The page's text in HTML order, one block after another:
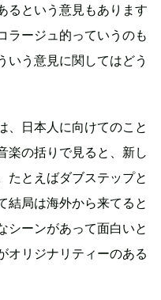
るという意見もあります
ラージュ的っていうのも
いう意見に関してはどう
、日本人に向けてのこと
楽の括りで見ると、新し
たとえばダブステップと
結局は海外から来てると
シーンがあって面白いと
オリジナリティーのある